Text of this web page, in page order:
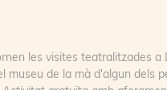
les visites teatralitzades a
museu de la mà d'algun dels